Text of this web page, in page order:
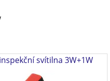
svítilna 3W+1W